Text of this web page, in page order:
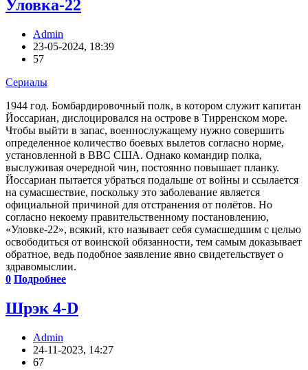
Уловка-22
Admin
23-05-2024, 18:39
57
Сериалы
1944 год. Бомбардировочный полк, в котором служит капитан
Йоссариан, дислоцировался на острове в Тирренском море.
Чтобы выйти в запас, военнослужащему нужно совершить
определенное количество боевых вылетов согласно норме,
установленной в ВВС США. Однако командир полка,
выслуживая очередной чин, постоянно повышает планку.
Йоссариан пытается убраться подальше от войны и ссылается
на сумасшествие, поскольку это заболевание является
официальной причиной для отстранения от полётов. Но
согласно некоему правительственному постановлению,
«Уловке-22», всякий, кто называет себя сумасшедшим с целью
освободиться от воинской обязанности, тем самым доказывает
обратное, ведь подобное заявление явно свидетельствует о
здравомыслии.
0 Подробнее
Шрэк 4-D
Admin
24-11-2023, 14:27
67